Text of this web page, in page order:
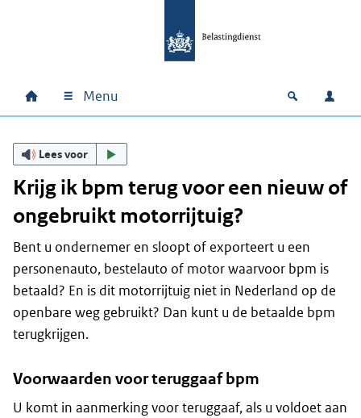
Hoofdnavigatie
Home Menu Open
Lees voor
Krijg ik bpm terug voor een nieuw of
ongebruikt motorrijtuig?
Bent u ondernemer en sloopt of exporteert u een
personenauto, bestelauto of motor waarvoor bpm is
betaald? En is dit motorrijtuig niet in Nederland op de
openbare weg gebruikt? Dan kunt u de betaalde bpm
terugkrijgen.
Voorwaarden voor teruggaaf bpm
U komt in aanmerking voor teruggaaf, als u voldoet aan